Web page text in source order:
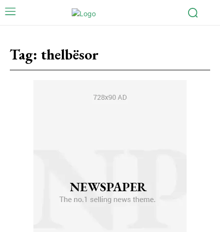
Tag: thelbësor